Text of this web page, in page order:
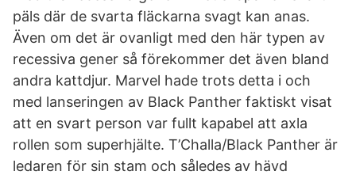
päls där de svarta fläckarna svagt kan anas.
Även om det är ovanligt med den här typen av
recessiva gener så förekommer det även bland
andra kattdjur. Marvel hade trots detta i och
med lanseringen av Black Panther faktiskt visat
att en svart person var fullt kapabel att axla
rollen som superhjälte. T’Challa/Black Panther är
ledaren för sin stam och således av hävd